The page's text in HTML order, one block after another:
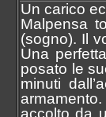
Un carico
Malpensa
(sogno). Il
Una
posato le
minuti
accolto da